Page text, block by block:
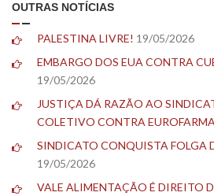
OUTRAS NOTÍCIAS
PALESTINA LIVRE! 19/05/2026
EMBARGO DOS EUA CONTRA
19/05/2026
JUSTIÇA DÁ RAZÃO AO
COLETIVO CONTRA EUROFARMA
SINDICATO CONQUISTA FOLGA
19/05/2026
VALE ALIMENTAÇÃO É DIREITO